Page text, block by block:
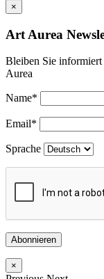
×
Art Aurea
Bleiben Sie
Aurea
Name*
Email*
Sprache
Abonnieren
×